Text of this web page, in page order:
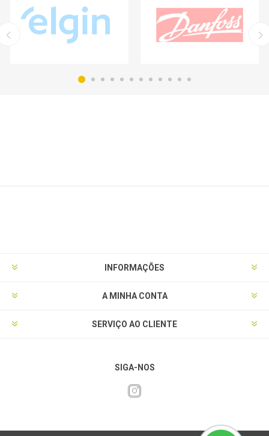
INFORMAÇÕES
A MINHA CONTA
SERVIÇO AO CLIENTE
SIGA-NOS